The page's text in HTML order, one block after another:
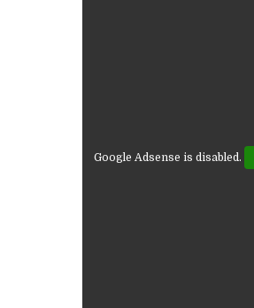
Google Adsense is disabled.